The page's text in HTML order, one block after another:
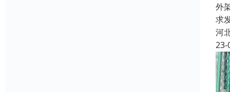
外
求
河
23-